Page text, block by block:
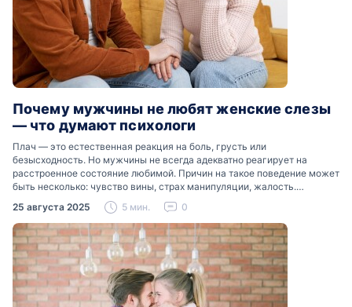
Почему мужчины не любят женские слезы
— что думают психологи
Плач — это естественная реакция на боль, грусть или
безысходность. Но мужчины не всегда адекватно реагирует на
расстроенное состояние любимой. Причин на такое поведение может
быть несколько: чувство вины, страх манипуляции, жалость.
Разобраться, почему мужчины боятся женских слез, помогут советы
психологов…
25 августа 2025 5 мин. 0